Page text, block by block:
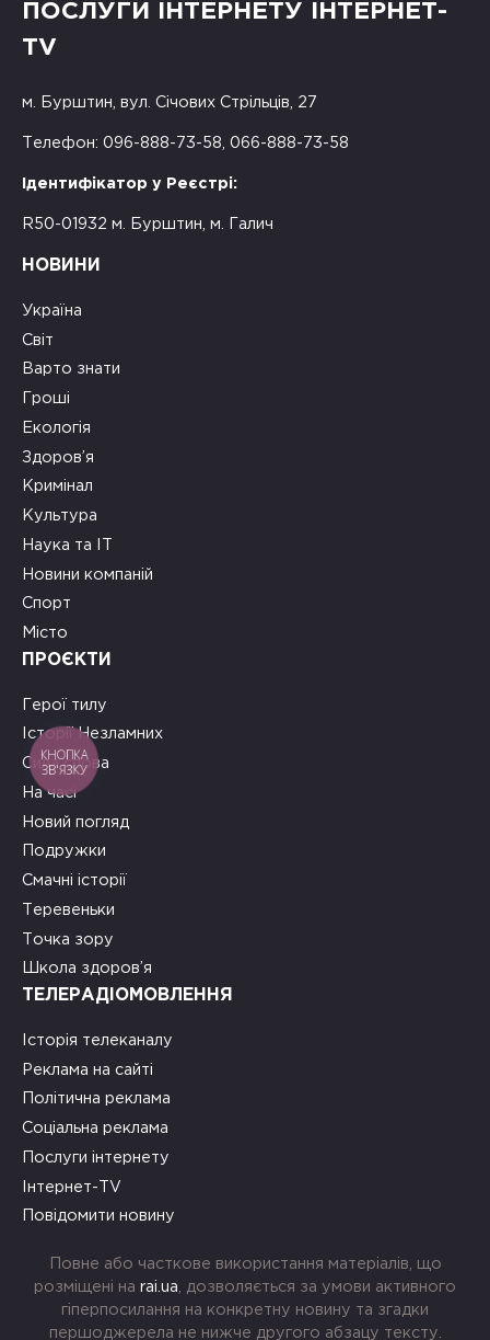
ПОСЛУГИ ІНТЕРНЕТУ ІНТЕРНЕТ-
TV
м. Бурштин, вул. Січових Стрільців, 27
Телефон: 096-888-73-58, 066-888-73-58
Ідентифікатор у Реєстрі:
R50-01932 м. Бурштин, м. Галич
НОВИНИ
Україна
Світ
Варто знати
Гроші
Екологія
Здоров’я
Кримінал
Культура
Наука та ІТ
Новини компаній
Спорт
Місто
ПРОЄКТИ
Герої тилу
Історії Незламних
Сила слова
На часі
Новий погляд
Подружки
Смачні історії
Теревеньки
Точка зору
Школа здоров’я
ТЕЛЕРАДІОМОВЛЕННЯ
Історія телеканалу
Реклама на сайті
Політична реклама
Соціальна реклама
Послуги інтернету
Інтернет-TV
Повідомити новину
Повне або часткове використання матеріалів, що
розміщені на rai.ua , дозволяється за умови активного
гіперпосилання на конкретну новину та згадки
першоджерела не нижче другого абзацу тексту.
КНОПКА
ЗВ'ЯЗКУ